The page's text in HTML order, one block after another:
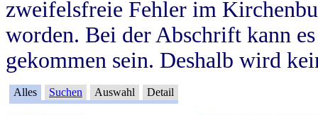
zweifelsfreie Fehler im
worden. Bei der Abschrift kann
gekommen sein. Deshalb wird
Alles Suchen Auswahl Detail